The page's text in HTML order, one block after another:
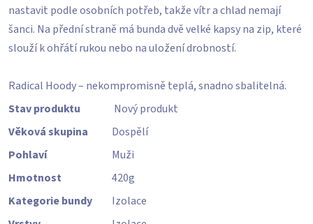
nastavit podle osobních potřeb, takže vítr a chlad nemají
šanci. Na přední straně má bunda dvě velké kapsy na zip, které
slouží k ohřátí rukou nebo na uložení drobností.
Radical Hoody – nekompromisně teplá, snadno sbalitelná.
Stav produktu
Nový produkt
Věková skupina
Dospělí
Pohlaví
Muži
Hmotnost
420g
Kategorie bundy
Izolace